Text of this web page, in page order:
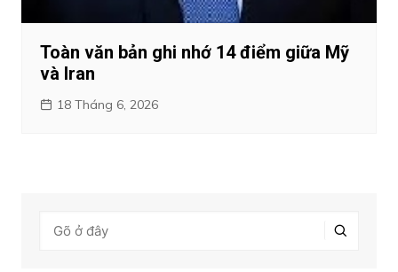
Toàn văn bản ghi nhớ 14 điểm giữa Mỹ
và Iran
18 Tháng 6, 2026